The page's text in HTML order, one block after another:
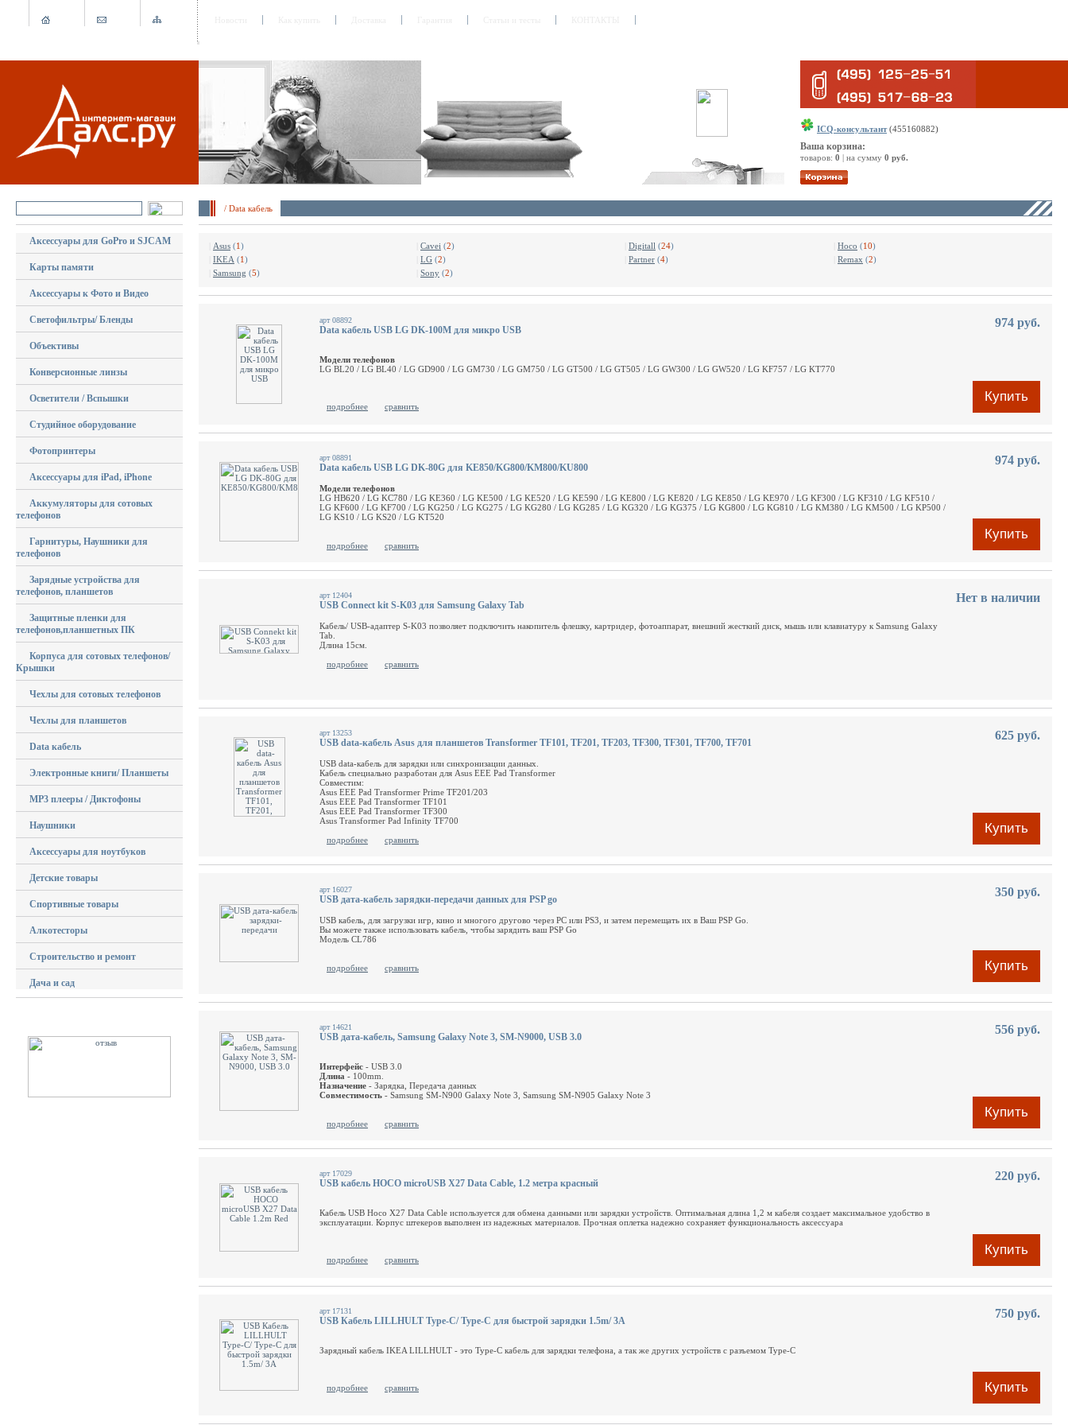
ICQ-консультант(455160882)
Ваша корзина:
товаров: 0 | на сумму 0 руб.
/ Data кабель
Аксессуары для GoPro и SJCAM
Карты памяти
Аксессуары к Фото и Видео
Светофильтры/ Бленды
Объективы
Конверсионные линзы
Осветители / Вспышки
Студийное оборудование
Фотопринтеры
Аксессуары для iPad, iPhone
Аккумуляторы для сотовых
телефонов
Гарнитуры, Наушники для
телефонов
Зарядные устройства для
телефонов, планшетов
Защитные пленки для
телефонов,планшетных ПК
Корпуса для сотовых телефонов/
Крышки
Чехлы для сотовых телефонов
Чехлы для планшетов
Data кабель
Электронные книги/ Планшеты
MP3 плееры / Диктофоны
Наушники
Аксессуары для ноутбуков
Детские товары
Спортивные товары
Алкотесторы
Строительство и ремонт
Дача и сад
Asus (1) Cavei (2) Digitall (24) Hoco (10)
IKEA (1) LG (2) Partner (4) Remax (2)
Samsung (5) Sony (2)
арт 08892
Data кабель USB LG DK-100M для микро USB
Модели телефонов
LG BL20 / LG BL40 / LG GD900 / LG GM730 / LG GM750 / LG GT500 / LG GT505 / LG GW300 / LG GW520 / LG KF757 / LG KT770
подробнее сравнить
974 руб.
Купить
арт 08891
Data кабель USB LG DK-80G для KE850/KG800/KM800/KU800
Модели телефонов
LG HB620 / LG KC780 / LG KE360 / LG KE500 / LG KE520 / LG KE590 / LG KE800 / LG KE820 / LG KE850 / LG KE970 / LG KF300 / LG KF310 / LG KF510 /
LG KF600 / LG KF700 / LG KG250 / LG KG275 / LG KG280 / LG KG285 / LG KG320 / LG KG375 / LG KG800 / LG KG810 / LG KM380 / LG KM500 / LG KP500 /
LG KS10 / LG KS20 / LG KT520
подробнее сравнить
974 руб.
Купить
арт 12404
USB Connect kit S-K03 для Samsung Galaxy Tab
Кабель/ USB-адаптер S-K03 позволяет подключить накопитель флешку, картридер, фотоаппарат, внешний жесткий диск, мышь или клавиатуру к Samsung Galaxy
Tab.
Длина 15см.
подробнее
сравнить
Нет в наличии
арт 13253
USB data-кабель Asus для планшетов Transformer TF101, TF201, TF203, TF300, TF301, TF700, TF701
USB data-кабель для зарядки или синхронизации данных.
Кабель специально разработан для Asus EEE Pad Transformer
Совместим:
Asus EEE Pad Transformer Prime TF201/203
Asus EEE Pad Transformer TF101
Asus EEE Pad Transformer TF300
Asus Transformer Pad Infinity TF700
подробнее
сравнить
625 руб.
Купить
арт 16027
USB дата-кабель зарядки-передачи данных для PSP go
USB кабель, для загрузки игр, кино и многого другово через PC или PS3, и затем перемещать их в Ваш PSP Go.
Вы можете также использовать кабель, чтобы зарядить ваш PSP Go
Модель CL786
подробнее сравнить
350 руб.
Купить
арт 14621
USB дата-кабель, Samsung Galaxy Note 3, SM-N9000, USB 3.0
Интерфейс - USB 3.0
Длина - 100mm.
Назначение - Зарядка, Передача данных
Совместимость - Samsung SM-N900 Galaxy Note 3, Samsung SM-N905 Galaxy Note 3
подробнее сравнить
556 руб.
Купить
арт 17029
USB кабель HOCO microUSB X27 Data Cable, 1.2 метра красный
Кабель USB Hoco X27 Data Cable используется для обмена данными или зарядки устройств. Оптимальная длина 1,2 м кабеля создает максимальное удобство в
эксплуатации. Корпус штекеров выполнен из надежных материалов. Прочная оплетка надежно сохраняет функциональность аксессуара
подробнее сравнить
220 руб.
Купить
арт 17131
USB Кабель LILLHULT Type-C/ Type-C для быстрой зарядки 1.5m/ 3А
Зарядный кабель IKEA LILLHULT - это Type-C кабель для зарядки телефона, а так же других устройств c разъемом Type-C
подробнее сравнить
750 руб.
Купить